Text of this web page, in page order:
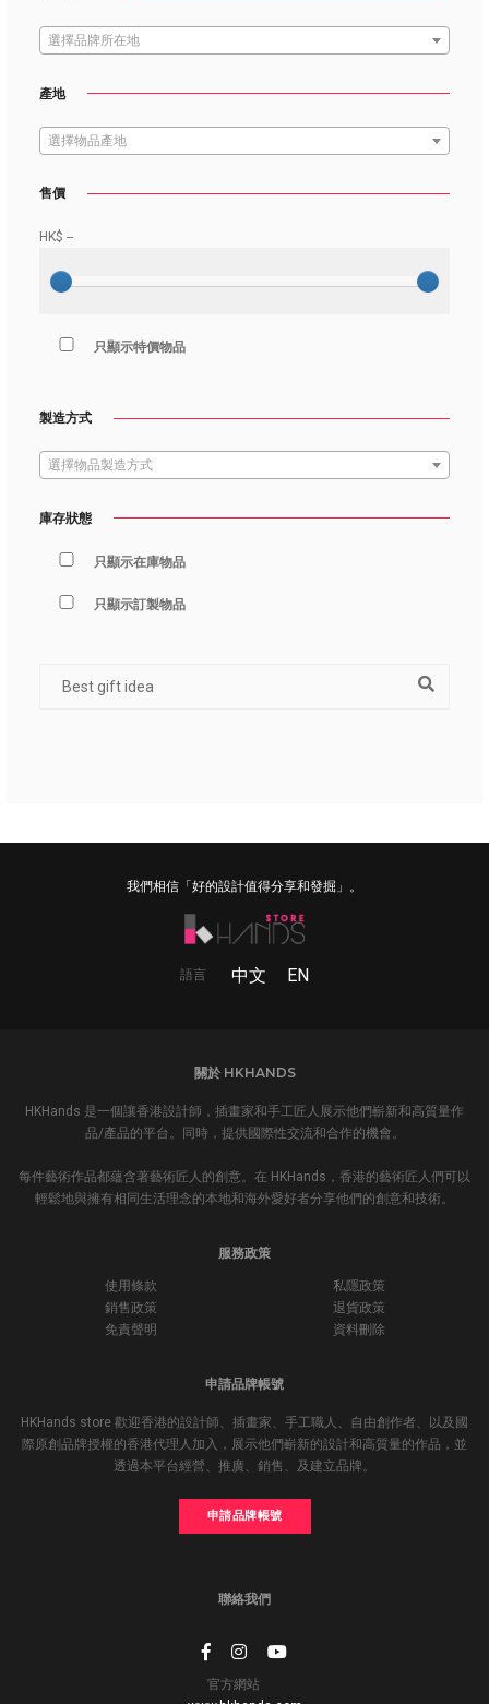
選擇品牌所在地
產地
選擇物品產地
售價
HK$ --
只顯示特價物品
製造方式
選擇物品製造方式
庫存狀態
只顯示在庫物品
只顯示訂製物品
我們相信「好的設計值得分享和發掘」。
語言 中文 EN
關於 HKHANDS
HKHands 是一個讓香港設計師，插畫家和手工匠人展示他們嶄新和高質量作
品/產品的平台。同時，提供國際性交流和合作的機會。
每件藝術作品都蘊含著藝術匠人的創意。在 HKHands，香港的藝術匠人們可以
輕鬆地與擁有相同生活理念的本地和海外愛好者分享他們的創意和技術。
服務政策
使用條款
私隱政策
銷售政策
退貨政策
免責聲明
資料刪除
申請品牌帳號
HKHands store 歡迎香港的設計師、插畫家、手工職人、自由創作者、以及國
際原創品牌授權的香港代理人加入，展示他們嶄新的設計和高質量的作品，並
透過本平台經營、推廣、銷售、及建立品牌。
申請品牌帳號
聯絡我們
官方網站